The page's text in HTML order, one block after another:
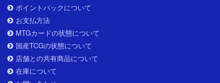
ポイントバックについて
お支払方法
MTGカードの状態について
国産TCGの状態について
店舗との共有商品について
在庫について